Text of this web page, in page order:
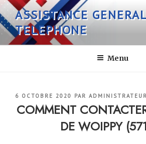
Aller
au
contenu
principal
ASSISTANCE
TELEPHONE
Menu
PUBLIÉ
LE
6 OCTOBRE 2020 PAR ADMINISTRATEUR
COMMENT
DE WOIPPY